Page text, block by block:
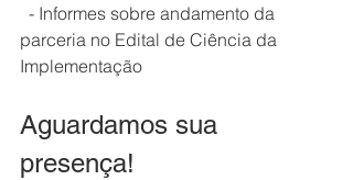
parceria no Edital de Ciência da
Implementação
Aguardamos sua
presença!